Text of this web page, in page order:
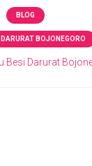
BLOG
BOJONEGORO
Besi Darurat